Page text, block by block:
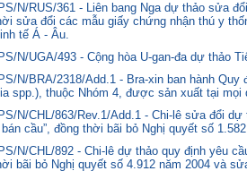
N/RUS/361 - Liên bang Nga dự thảo sửa
sửa đổi các mẫu giấy chứng nhận thú y
tế Á - Âu.
N/UGA/493 - Cộng hòa U-gan-đa dự thảo
N/BRA/2318/Add.1 - Bra-xin ban hành
spp.), thuộc Nhóm 4, được sản xuất tại mọi
N/CHL/863/Rev.1/Add.1 - Chi-lê sửa đổi
bán cầu”, đồng thời bãi bỏ Nghị quyết số
N/CHL/892 - Chi-lê dự thảo quy định yêu
bãi bỏ Nghị quyết số 4.912 năm 2004 và